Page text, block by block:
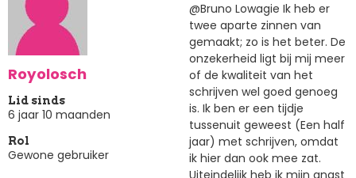
Royolosch
Lid sinds
6 jaar 10 maanden
Rol
Gewone gebruiker
@Bruno Lowagie Ik heb er
twee aparte zinnen van
gemaakt; zo is het beter. De
onzekerheid ligt bij mij meer
of de kwaliteit van het
schrijven wel goed genoeg
is. Ik ben er een tijdje
tussenuit geweest (Een half
jaar) met schrijven, omdat
ik hier dan ook mee zat.